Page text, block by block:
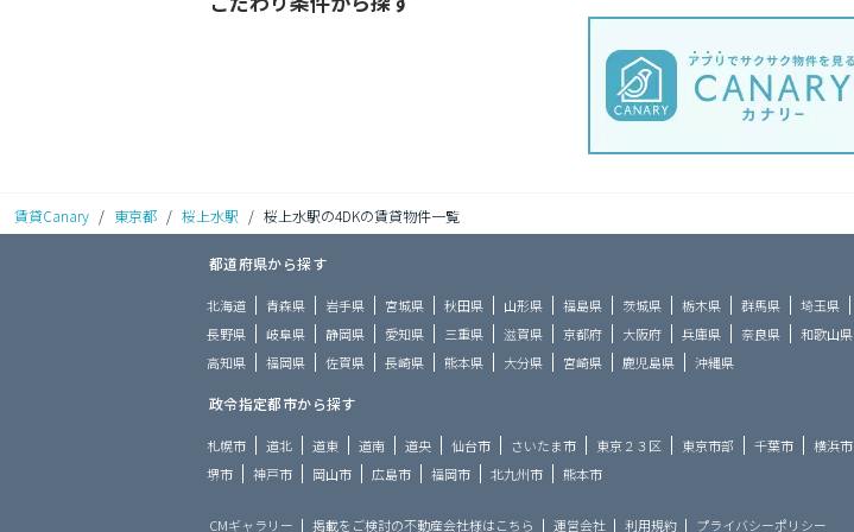
賃貸Canary / 東京都 / 桜上水駅 / 桜上水駅の4DKの賃貸物件一覧
都道府県から探す
北海道 青森県 岩手県 宮城県 秋田県 山形県 福島県 茨城県 栃木県 群馬県 埼玉県
長野県
岐阜県 静岡県 愛知県 三重県 滋賀県 京都府 大阪府 兵庫県 奈良県 和歌山県
高知県
福岡県 佐賀県 長崎県 熊本県 大分県 宮崎県 鹿児島県 沖縄県
政令指定都市から探す
札幌市 道北 道東 道南 道央 仙台市 さいたま市 東京２３区 東京市部 千葉市 横浜市
堺市
神戸市 岡山市 広島市 福岡市 北九州市 熊本市
CMギャラリー 掲載をご検討の不動産会社様はこちら 運営会社 利用規約 プライバシーポリシー